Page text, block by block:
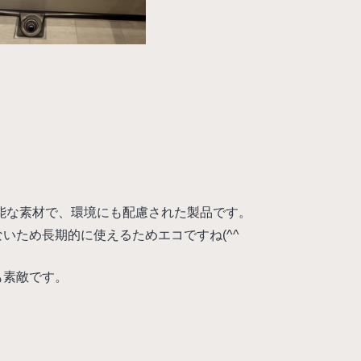
素材で、環境にも配慮された製品です。
ため長期的に使えるためエコですね(^^
敵です。